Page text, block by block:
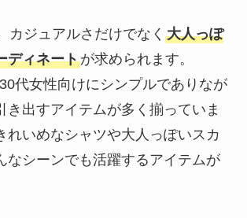
カジュアルさだけでなく 大人っぽ
ディネートが求められます。
代女性向けにシンプルでありなが
き出すアイテムが多く揃っていま
れいめなシャツや大人っぽいスカ
なシーンでも活躍するアイテムが